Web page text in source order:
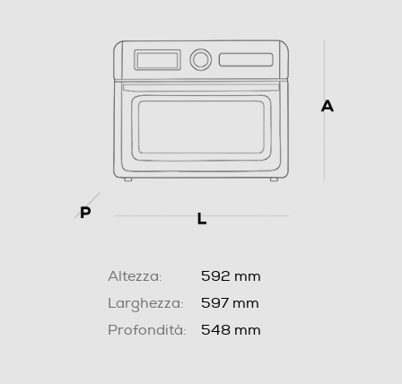
Altezza:
592 mm
Larghezza:
597 mm
Profondità:
548 mm